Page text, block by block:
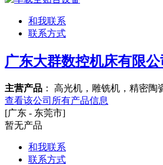
和我联系
联系方式
广东大群数控机床有限公
主营产品 ： 高光机，雕铣机，精密陶
查看该公司所有产品信息
[广东 - 东莞市]
暂无产品
和我联系
联系方式